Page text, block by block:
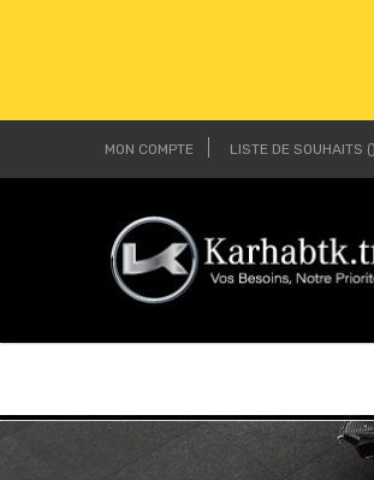
MON COMPTE LISTE DE SOUHAITS